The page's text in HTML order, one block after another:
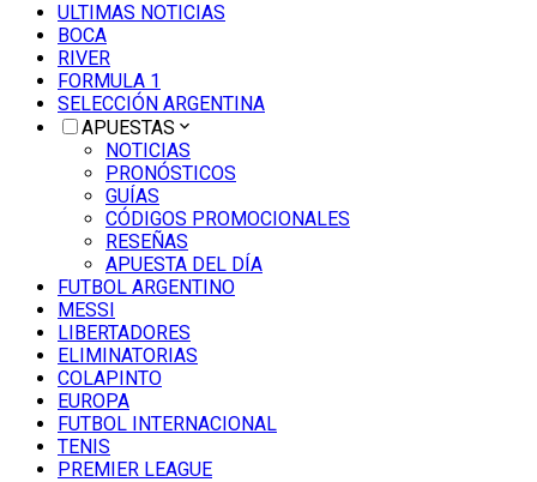
ULTIMAS NOTICIAS
BOCA
RIVER
FORMULA 1
SELECCIÓN ARGENTINA
APUESTAS
NOTICIAS
PRONÓSTICOS
GUÍAS
CÓDIGOS PROMOCIONALES
RESEÑAS
APUESTA DEL DÍA
FUTBOL ARGENTINO
MESSI
LIBERTADORES
ELIMINATORIAS
COLAPINTO
EUROPA
FUTBOL INTERNACIONAL
TENIS
PREMIER LEAGUE